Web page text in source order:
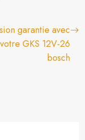
garantie avec
votre GKS 12V-26
bosch